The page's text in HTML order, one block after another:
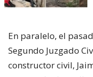
En paralelo, el
Segundo Juzgado
constructor civil,